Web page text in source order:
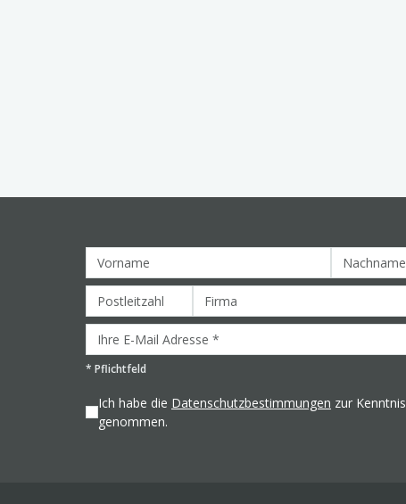
* Pflichtfeld
Ich habe die Datenschutzbestimmungen zur Kenntnis
genommen.